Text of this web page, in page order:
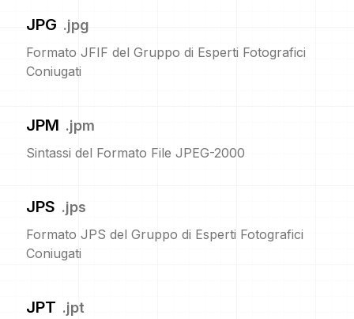
JPG .jpg
Formato JFIF del Gruppo di Esperti Fotografici
Coniugati
JPM .jpm
Sintassi del Formato File JPEG-2000
JPS .jps
Formato JPS del Gruppo di Esperti Fotografici
Coniugati
JPT .jpt